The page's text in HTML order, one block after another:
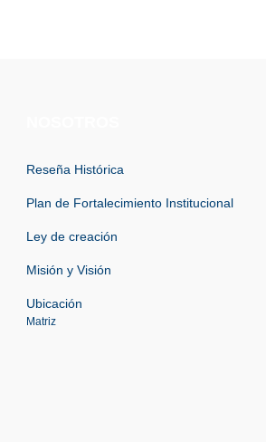
Reseña Histórica
Plan de Fortalecimiento Institucional
Ley de creación
Misión y Visión
Ubicación
Matriz